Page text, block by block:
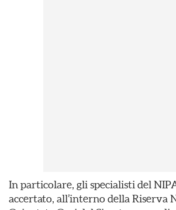
In particolare, gli specialisti del
accertato, all’interno della Riserva